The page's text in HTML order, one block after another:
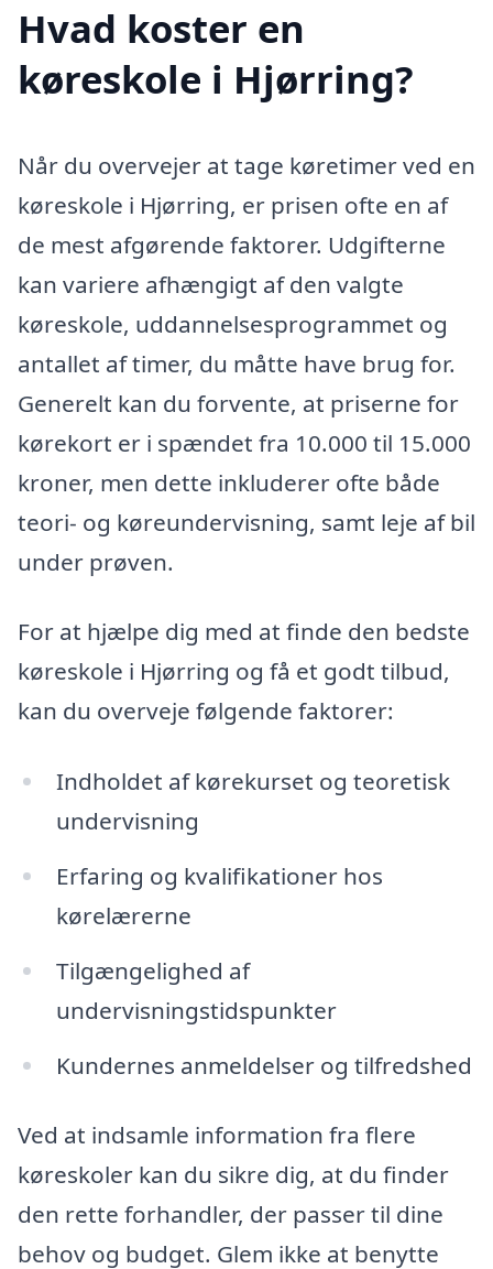
Hvad koster en
køreskole i Hjørring?
Når du overvejer at tage køretimer ved en
køreskole i Hjørring, er prisen ofte en af
de mest afgørende faktorer. Udgifterne
kan variere afhængigt af den valgte
køreskole, uddannelsesprogrammet og
antallet af timer, du måtte have brug for.
Generelt kan du forvente, at priserne for
kørekort er i spændet fra 10.000 til 15.000
kroner, men dette inkluderer ofte både
teori- og køreundervisning, samt leje af bil
under prøven.
For at hjælpe dig med at finde den bedste
køreskole i Hjørring og få et godt tilbud,
kan du overveje følgende faktorer:
Indholdet af kørekurset og teoretisk
undervisning
Erfaring og kvalifikationer hos
kørelærerne
Tilgængelighed af
undervisningstidspunkter
Kundernes anmeldelser og tilfredshed
Ved at indsamle information fra flere
køreskoler kan du sikre dig, at du finder
den rette forhandler, der passer til dine
behov og budget. Glem ikke at benytte